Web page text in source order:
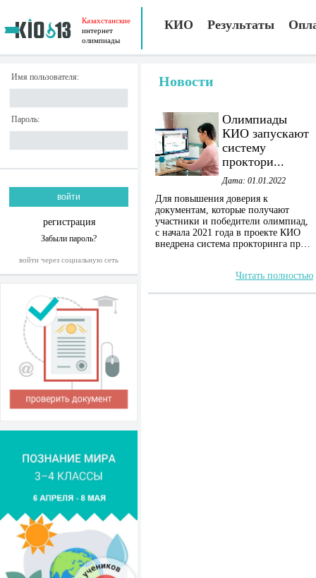
Казахстанские
интернет
олимпиады
КИО Результаты
Имя пользователя:
Пароль:
регистрация
Забыли пароль?
войти через социальную сеть
Новости
Олимпиады
КИО запускают
систему
проктори...
Дата: 01.01.2022
Для повышения доверия к
документам, которые получают
участники и победители олимпиад,
c начала 2021 года в проекте КИО
внедрена система прокторинга пр…
Читать полностью